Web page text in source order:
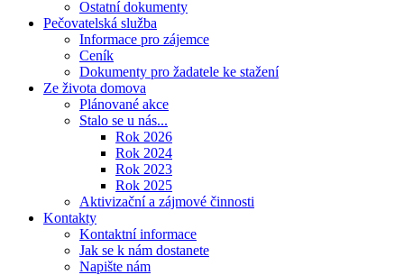
Ostatní dokumenty
Pečovatelská služba
Informace pro zájemce
Ceník
Dokumenty pro žadatele ke stažení
Ze života domova
Plánované akce
Stalo se u nás...
Rok 2026
Rok 2024
Rok 2023
Rok 2025
Aktivizační a zájmové činnosti
Kontakty
Kontaktní informace
Jak se k nám dostanete
Napište nám